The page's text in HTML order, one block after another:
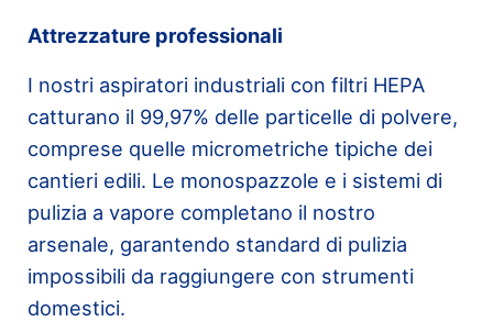
Attrezzature professionali
I nostri aspiratori industriali con filtri HEPA
catturano il 99,97% delle particelle di polvere,
comprese quelle micrometriche tipiche dei
cantieri edili. Le monospazzole e i sistemi di
pulizia a vapore completano il nostro
arsenale, garantendo standard di pulizia
impossibili da raggiungere con strumenti
domestici.